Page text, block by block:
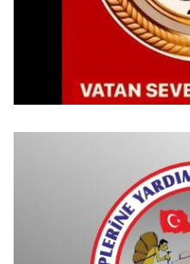
VATAN SEVERLER